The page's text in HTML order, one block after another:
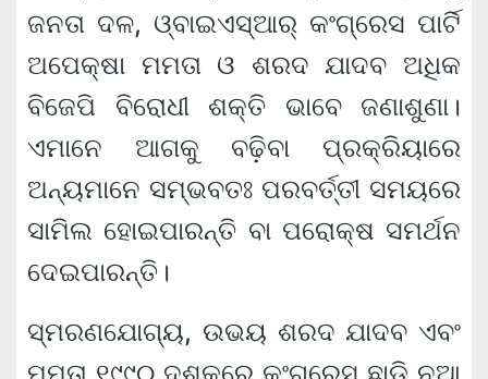
ଜନତା ଦଳ, ଓ୍ବାଇଏସ୍ଆର୍‌ କଂଗ୍ରେସ ପାର୍ଟି
ଅପେକ୍ଷା ମମତା ଓ ଶରଦ ଯାଦବ ଅଧିକ
ବିଜେପି ବିରୋଧୀ ଶକ୍ତି ଭାବେ ଜଣାଶୁଣା।
ଏମାନେ ଆଗକୁ ବଢ଼ିବା ପ୍ରକ୍ରିୟାରେ
ଅନ୍ୟମାନେ ସମ୍ଭବତଃ ପରବର୍ତ୍ତୀ ସମୟରେ
ସାମିଲ ହୋଇପାରନ୍ତି ବା ପରୋକ୍ଷ ସମର୍ଥନ
ଦେଇପାରନ୍ତି।
ସ୍ମରଣଯୋଗ୍ୟ, ଉଭୟ ଶରଦ ଯାଦବ ଏବଂ